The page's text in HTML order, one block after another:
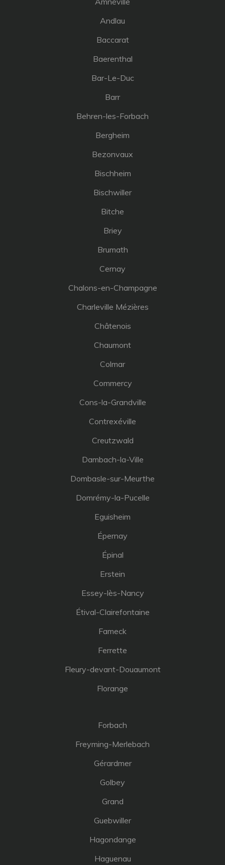
Andlau
Baccarat
Baerenthal
Bar-Le-Duc
Barr
Behren-les-Forbach
Bergheim
Bezonvaux
Bischheim
Bischwiller
Bitche
Briey
Brumath
Cernay
Chalons-en-Champagne
Charleville Mézières
Châtenois
Chaumont
Colmar
Commercy
Cons-la-Grandville
Contrexéville
Creutzwald
Dambach-la-Ville
Dombasle-sur-Meurthe
Domrémy-la-Pucelle
Eguisheim
Épernay
Épinal
Erstein
Essey-lès-Nancy
Étival-Clairefontaine
Fameck
Ferrette
Fleury-devant-Douaumont
Florange
Forbach
Freyming-Merlebach
Gérardmer
Golbey
Grand
Guebwiller
Hagondange
Haguenau